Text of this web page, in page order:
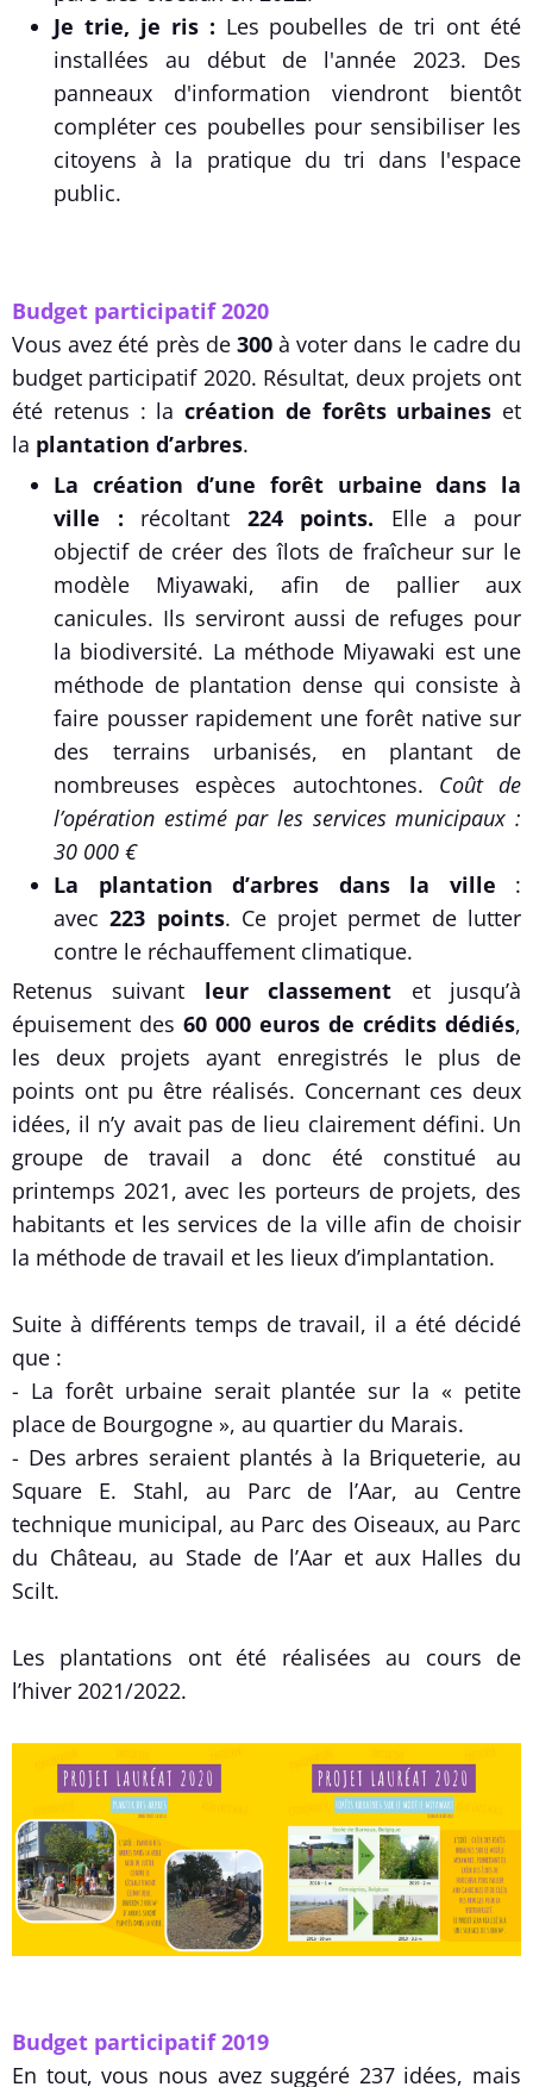
Je trie, je ris : Les poubelles de tri ont été
installées au début de l'année 2023. Des
panneaux d'information viendront bientôt
compléter ces poubelles pour sensibiliser les
citoyens à la pratique du tri dans l'espace
public.
Budget participatif 2020
Vous avez été près de 300à voter dans le cadre du
budget participatif 2020. Résultat, deux projets ont
été retenus : la création de forêts urbaines et
la plantation d’arbres.
La création d’une forêt urbaine dans la
ville : récoltant 224 points. Elle a pour
objectif de créer des îlots de fraîcheur sur le
modèle Miyawaki, afin de pallier aux
canicules. Ils serviront aussi de refuges pour
la biodiversité. La méthode Miyawaki est une
méthode de plantation dense qui consiste à
faire pousser rapidement une forêt native sur
des terrains urbanisés, en plantant de
nombreuses espèces autochtones. Coût de
l’opération estimé par les services municipaux :
30 000 €
La plantation d’arbres dans la ville :
avec223 points. Ce projet permet de lutter
contre le réchauffement climatique.
Retenus suivant leur classement et jusqu’à
épuisement des 60 000 euros de crédits dédiés,
les deux projets ayant enregistrés le plus de
points ont pu être réalisés. Concernant ces deux
idées, il n’y avait pas de lieu clairement défini. Un
groupe de travail a donc été constitué au
printemps 2021, avec les porteurs de projets, des
habitants et les services de la ville afin de choisir
la méthode de travail et les lieux d’implantation.
Suite à différents temps de travail, il a été décidé
que :
- La forêt urbaine serait plantée sur la « petite
place de Bourgogne », au quartier du Marais.
- Des arbres seraient plantés à la Briqueterie, au
Square E. Stahl, au Parc de l’Aar, au Centre
technique municipal, au Parc des Oiseaux, au Parc
du Château, au Stade de l’Aar et aux Halles du
Scilt.
Les plantations ont été réalisées au cours de
l’hiver 2021/2022.
Budget participatif 2019
En tout, vous nous avez suggéré 237 idées, mais